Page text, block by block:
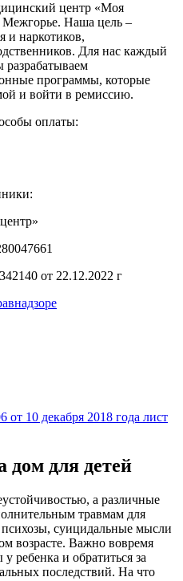
центр «Моя
Межгорье. Наша цель –
и наркотиков,
Для нас каждый
программы, которые
и войти в ремиссию.
оплаты:
от 22.12.2022 г
дом для детей
а различные
травмам для
психозы, суицидальные мысли
возрасте. Важно вовремя
ребенка и обратиться за
последствий. На что